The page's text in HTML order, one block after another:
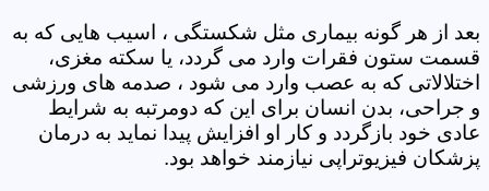
بعد از هر گونه بیماری مثل شکستگی ، اسیب هایی که به
قسمت ستون فقرات وارد می گردد، یا سکته مغزی،
اختلالاتی که به عصب وارد می شود ، صدمه های ورزشی
و جراحی، بدن انسان برای این که دومرتبه به شرایط
عادی خود بازگردد و کار او افزایش پیدا نماید به درمان
پزشکان فیزیوتراپی نیازمند خواهد بود.